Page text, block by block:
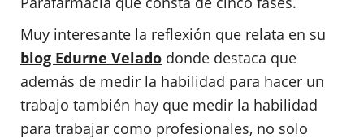
Muy interesante la reflexión que relata en su
blog Edurne Velado donde destaca que
además de medir la habilidad para hacer un
trabajo también hay que medir la habilidad
para trabajar como profesionales, no solo